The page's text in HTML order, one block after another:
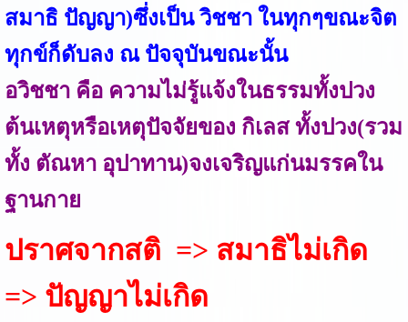
สมาธิ ปัญญา)ซึ่งเป็น วิชชา ในทุกๆขณะจิต
ทุกข์ก็ดับลง ณ ปัจจุบันขณะนั้น
อวิชชา คือ ความไม่รู้แจ้งในธรรมทั้งปวง
ต้นเหตุหรือเหตุปัจจัยของ กิเลส ทั้งปวง(รวม
ทั้ง ตัณหา อุปาทาน)จงเจริญแก่นมรรคใน
ฐานกาย
ปราศจากสติ => สมาธิไม่เกิด
=> ปัญญาไม่เกิด